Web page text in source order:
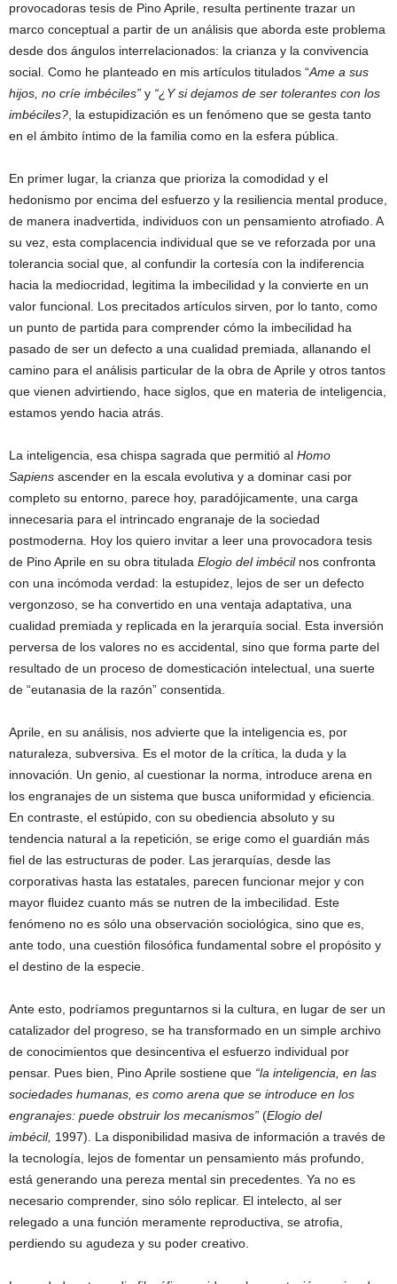
provocadoras tesis de Pino Aprile, resulta pertinente trazar un
marco conceptual a partir de un análisis que aborda este problema
desde dos ángulos interrelacionados: la crianza y la convivencia
social. Como he planteado en mis artículos titulados “Ame a sus
hijos, no críe imbéciles” y “¿Y si dejamos de ser tolerantes con los
imbéciles? , la estupidización es un fenómeno que se gesta tanto
en el ámbito íntimo de la familia como en la esfera pública.
En primer lugar, la crianza que prioriza la comodidad y el
hedonismo por encima del esfuerzo y la resiliencia mental produce,
de manera inadvertida, individuos con un pensamiento atrofiado. A
su vez, esta complacencia individual que se ve reforzada por una
tolerancia social que, al confundir la cortesía con la indiferencia
hacia la mediocridad, legitima la imbecilidad y la convierte en un
valor funcional. Los precitados artículos sirven, por lo tanto, como
un punto de partida para comprender cómo la imbecilidad ha
pasado de ser un defecto a una cualidad premiada, allanando el
camino para el análisis particular de la obra de Aprile y otros tantos
que vienen advirtiendo, hace siglos, que en materia de inteligencia,
estamos yendo hacia atrás.
La inteligencia, esa chispa sagrada que permitió al Homo
Sapiens ascender en la escala evolutiva y a dominar casi por
completo su entorno, parece hoy, paradójicamente, una carga
innecesaria para el intrincado engranaje de la sociedad
postmoderna. Hoy los quiero invitar a leer una provocadora tesis
de Pino Aprile en su obra titulada Elogio del imbécilnos confronta
con una incómoda verdad: la estupidez, lejos de ser un defecto
vergonzoso, se ha convertido en una ventaja adaptativa, una
cualidad premiada y replicada en la jerarquía social. Esta inversión
perversa de los valores no es accidental, sino que forma parte del
resultado de un proceso de domesticación intelectual, una suerte
de “eutanasia de la razón” consentida.
Aprile, en su análisis, nos advierte que la inteligencia es, por
naturaleza, subversiva. Es el motor de la crítica, la duda y la
innovación. Un genio, al cuestionar la norma, introduce arena en
los engranajes de un sistema que busca uniformidad y eficiencia.
En contraste, el estúpido, con su obediencia absoluto y su
tendencia natural a la repetición, se erige como el guardián más
fiel de las estructuras de poder. Las jerarquías, desde las
corporativas hasta las estatales, parecen funcionar mejor y con
mayor fluidez cuanto más se nutren de la imbecilidad. Este
fenómeno no es sólo una observación sociológica, sino que es,
ante todo, una cuestión filosófica fundamental sobre el propósito y
el destino de la especie.
Ante esto, podríamos preguntarnos si la cultura, en lugar de ser un
catalizador del progreso, se ha transformado en un simple archivo
de conocimientos que desincentiva el esfuerzo individual por
pensar. Pues bien, Pino Aprile sostiene que “la inteligencia, en las
sociedades humanas, es como arena que se introduce en los
engranajes: puede obstruir los mecanismos” (Elogio del
imbécil, 1997). La disponibilidad masiva de información a través de
la tecnología, lejos de fomentar un pensamiento más profundo,
está generando una pereza mental sin precedentes. Ya no es
necesario comprender, sino sólo replicar. El intelecto, al ser
relegado a una función meramente reproductiva, se atrofia,
perdiendo su agudeza y su poder creativo.